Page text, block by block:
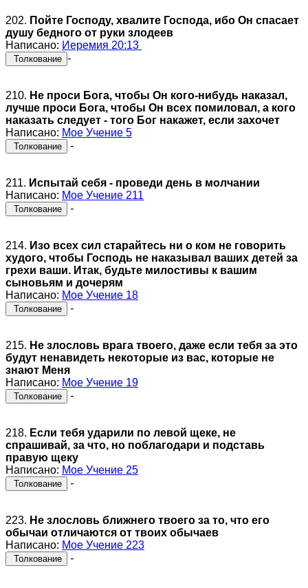
202. Пойте Господу, хвалите Господа, ибо Он спасает
душу бедного от руки злодеев
Написано: Иеремия 20:13
Толкование -
210. Не проси Бога, чтобы Он кого-нибудь наказал,
лучше проси Бога, чтобы Он всех помиловал, а кого
наказать следует - того Бог накажет, если захочет
Написано: Мое Учение 5
Толкование -
211. Испытай себя - проведи день в молчании
Написано: Мое Учение 211
Толкование -
214. Изо всех сил старайтесь ни о ком не говорить
худого, чтобы Господь не наказывал ваших детей за
грехи ваши. Итак, будьте милостивы к вашим
сыновьям и дочерям
Написано: Мое Учение 18
Толкование -
215. Не злословь врага твоего, даже если тебя за это
будут ненавидеть некоторые из вас, которые не
знают Меня
Написано: Мое Учение 19
Толкование -
218. Если тебя ударили по левой щеке, не
спрашивай, за что, но поблагодари и подставь
правую щеку
Написано: Мое Учение 25
Толкование -
223. Не злословь ближнего твоего за то, что его
обычаи отличаются от твоих обычаев
Написано: Мое Учение 223
Толкование -